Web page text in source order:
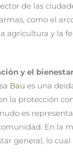
de las
como el
agricultura y la
y el
Bau es una
la protección
es
En la
general, lo